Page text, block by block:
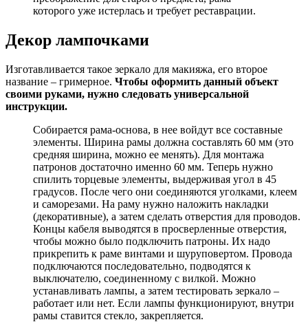
которого уже истерлась и требует реставрации.
Декор лампочками
Изготавливается такое зеркало для макияжа, его второе
название – гримерное. Чтобы оформить данный объект
своими руками, нужно следовать универсальной
инструкции.
Собирается рама-основа, в нее войдут все составные
элементы. Ширина рамы должна составлять 60 мм (это
средняя ширина, можно ее менять). Для монтажа
патронов достаточно именно 60 мм. Теперь нужно
спилить торцевые элементы, выдерживая угол в 45
градусов. После чего они соединяются уголками, клеем
и саморезами. На раму нужно наложить накладки
(декоративные), а затем сделать отверстия для проводов.
Концы кабеля выводятся в просверленные отверстия,
чтобы можно было подключить патроны. Их надо
прикрепить к раме винтами и шуруповертом. Провода
подключаются последовательно, подводятся к
выключателю, соединенному с вилкой. Можно
устанавливать лампы, а затем тестировать зеркало –
работает или нет. Если лампы функционируют, внутри
рамы ставится стекло, закрепляется.